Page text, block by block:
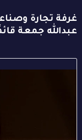
غرفة تجارة
عبدالله جمعة